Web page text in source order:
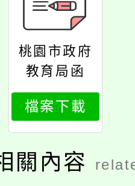
桃園市政府
教育局函
檔案下載
關內容